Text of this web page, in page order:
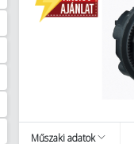
Műszaki adatok